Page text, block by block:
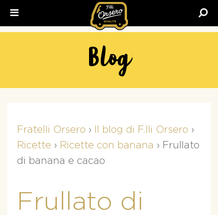
Blog
Fratelli Orsero › Il blog di F.lli Orsero ›
Ricette › Ricette con banana › Frullato
di banana e cacao
Frullato di